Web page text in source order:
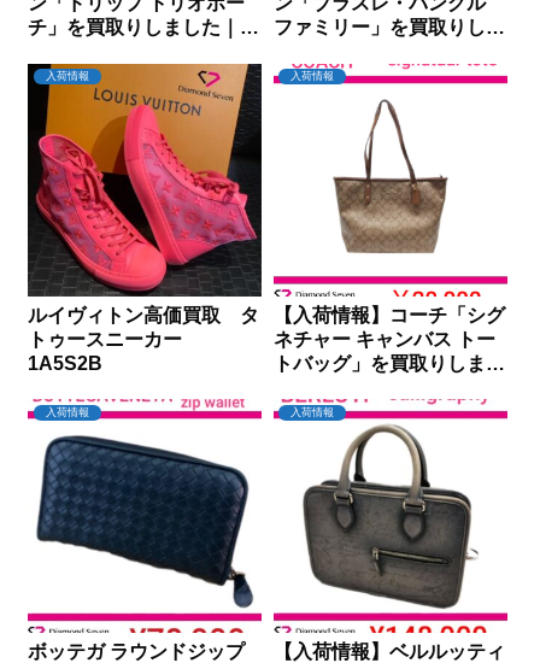
チ」を買取りしました｜ダ
ファミリー」を買取りしま
入荷情報
ルイヴィトン高価買取 タ
トゥースニーカー
1A5S2B
入荷情報
【入荷情報】コーチ「シグ
ネチャー キャンバス トー
トバッグ」を買取りしまし
入荷情報
ボッテガ ラウンドジップ
入荷情報
【入荷情報】ベルルッティ